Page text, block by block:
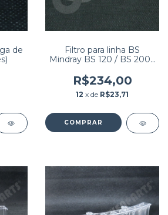
de
Filtro para linha BS
Mindray BS 120 / BS 200 /
R$234,00
12 x de R$23,71